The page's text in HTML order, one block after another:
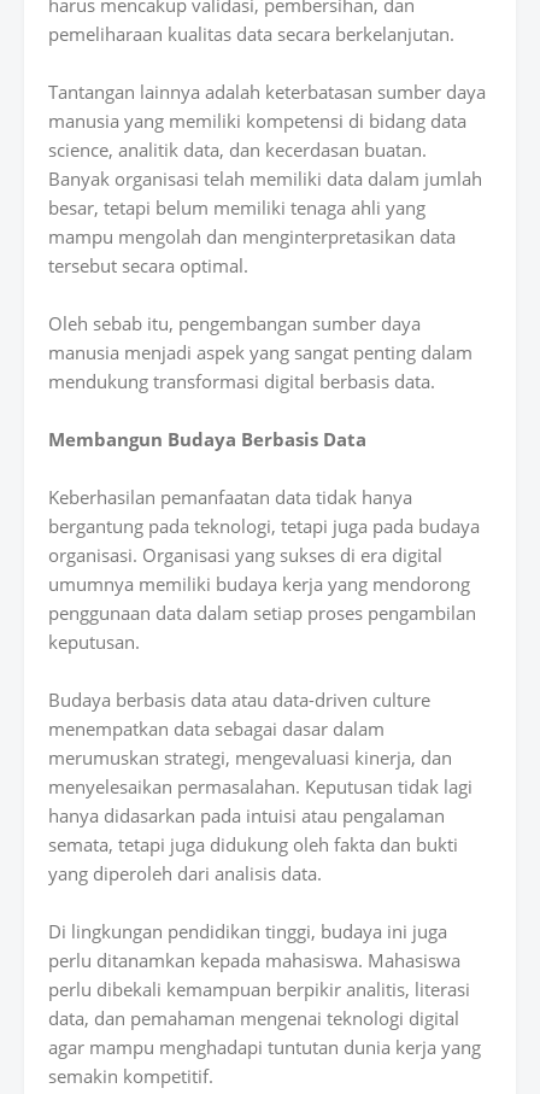
pemeliharaan kualitas data secara berkelanjutan.
Tantangan lainnya adalah keterbatasan sumber daya
manusia yang memiliki kompetensi di bidang data
science, analitik data, dan kecerdasan buatan.
Banyak organisasi telah memiliki data dalam jumlah
besar, tetapi belum memiliki tenaga ahli yang
mampu mengolah dan menginterpretasikan data
tersebut secara optimal.
Oleh sebab itu, pengembangan sumber daya
manusia menjadi aspek yang sangat penting dalam
mendukung transformasi digital berbasis data.
Membangun Budaya Berbasis Data
Keberhasilan pemanfaatan data tidak hanya
bergantung pada teknologi, tetapi juga pada budaya
organisasi. Organisasi yang sukses di era digital
umumnya memiliki budaya kerja yang mendorong
penggunaan data dalam setiap proses pengambilan
keputusan.
Budaya berbasis data atau data-driven culture
menempatkan data sebagai dasar dalam
merumuskan strategi, mengevaluasi kinerja, dan
menyelesaikan permasalahan. Keputusan tidak lagi
hanya didasarkan pada intuisi atau pengalaman
semata, tetapi juga didukung oleh fakta dan bukti
yang diperoleh dari analisis data.
Di lingkungan pendidikan tinggi, budaya ini juga
perlu ditanamkan kepada mahasiswa. Mahasiswa
perlu dibekali kemampuan berpikir analitis, literasi
data, dan pemahaman mengenai teknologi digital
agar mampu menghadapi tuntutan dunia kerja yang
semakin kompetitif.